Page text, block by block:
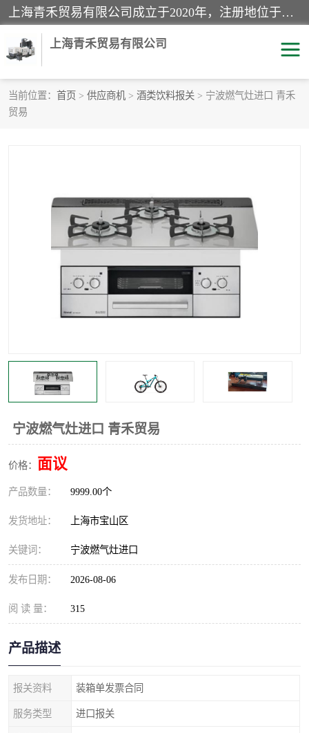
上海青禾贸易有限公司成立于2020年，注册地位于上海市宝山区。经营范围包括：机械设备、五金制品、劳防用品、电子产品、塑胶制品、家具、模具、纺织品、仪器仪表、建筑材料、装饰材料、化工产品、金属制品、机车配件等货物进出口报关、清关服务。
上海青禾贸易有限公司
当前位置： 首页 > 供应商机 > 酒类饮料报关 > 宁波燃气灶进口 青禾
贸易
宁波燃气灶进口 青禾贸易
价格： 面议
产品数量： 9999.00个
发货地址： 上海市宝山区
关键词： 宁波燃气灶进口
发布日期： 2026-08-06
阅 读 量： 315
产品描述
报关资料 装箱单发票合同
服务类型 进口报关
酒类饮料报关
家用电器报关 机床进口清关